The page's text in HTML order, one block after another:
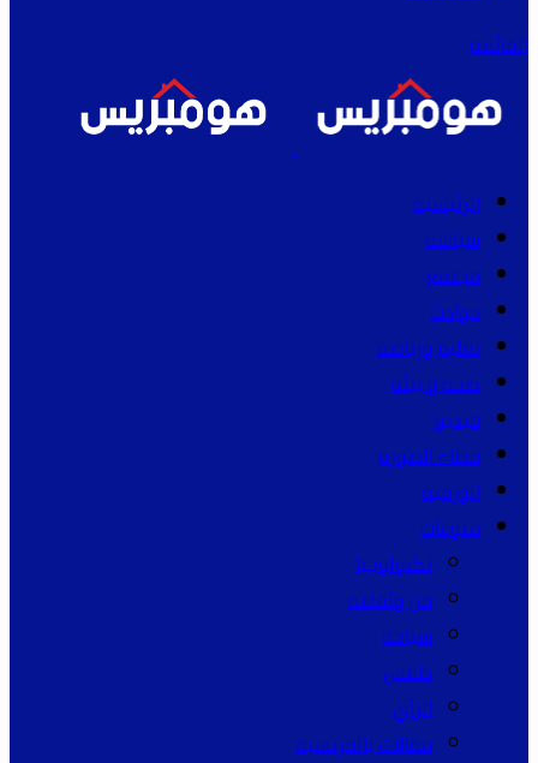
القائمة
الرئيسية
سياسة
مجتمع
حوادث
تعليم ورياضة
صحة و بيئة
فيديو
فضاء الصورة
الورقية
منوعات
تكنولوجيا
فن وثقافة
سياحة
طقس
الرأي
مقالات بالفرنسية